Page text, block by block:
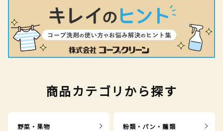
商品カテゴリから探す
野菜・果物 粉類・パン・麺類